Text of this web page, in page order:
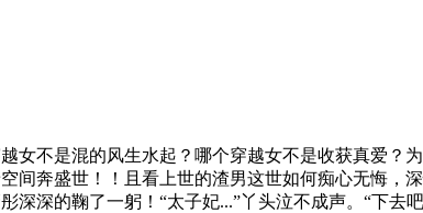
女不是混的风生水起？哪个穿越女不是收获真爱
间奔盛世！！且看上世的渣男这世如何痴心无悔，
深深的鞠了一躬！“太子妃...”丫头泣不成声。“下